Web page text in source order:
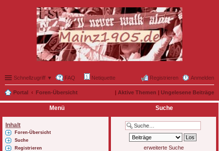
Schnellzugriff ▼ FAQ Netiquette Anmelden
Registrieren
Portal Foren-Übersicht | Aktive Themen | Ungelesene Beiträge
Menü
Inhalt
Foren-Übersicht
Suche
Registrieren
Suche
erweiterte Suche